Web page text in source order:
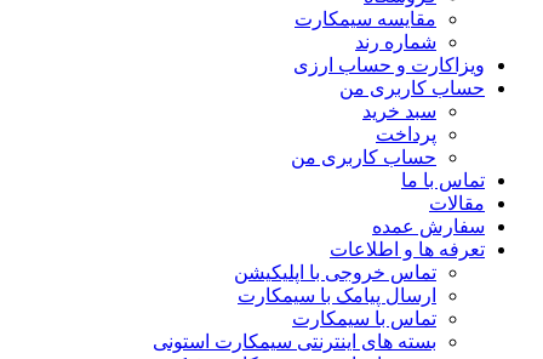
مقایسه سیمکارت
شماره رند
ویزاکارت و حساب ارزی
حساب کاربری من
سبد خرید
پرداخت
حساب کاربری من
تماس با ما
مقالات
سفارش عمده
تعرفه ها و اطلاعات
تماس خروجی با اپلیکیشن
ارسال پیامک با سیمکارت
تماس با سیمکارت
بسته های اینترنتی سیمکارت استونی